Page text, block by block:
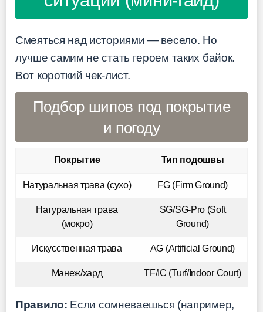
Смеяться над историями — весело. Но
лучше самим не стать героем таких байок.
Вот короткий чек-лист.
Подбор шипов под покрытие
и погоду
Покрытие Тип подошвы
Натуральная трава (сухо) FG (Firm Ground)
Натуральная трава
(мокро)
SG/SG-Pro (Soft
Ground)
Искусственная трава AG (Artificial Ground)
Манеж/хард TF/IC (Turf/Indoor Court)
Правило: Если сомневаешься (например,